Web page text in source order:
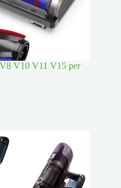
V10 V11 V15 per